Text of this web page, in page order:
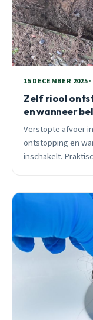
15 DECEMBER 2025
Zelf riool
en wanneer
Verstopte afvoer
ontstopping en
inschakelt.